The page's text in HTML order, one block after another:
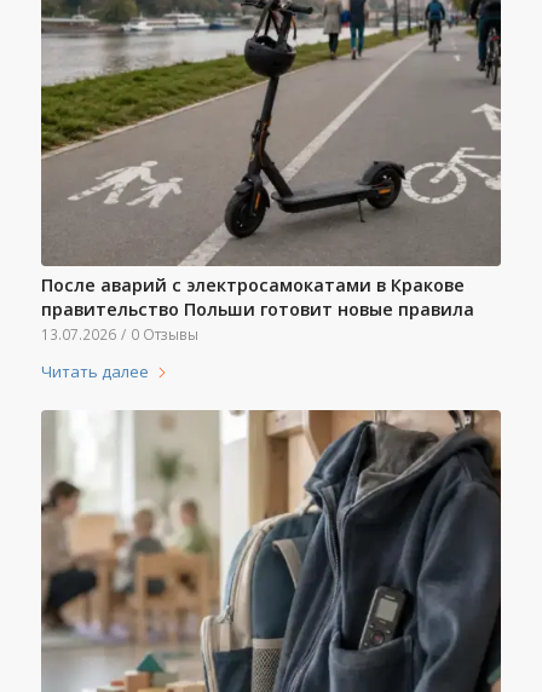
После аварий с электросамокатами в Кракове
правительство Польши готовит новые правила
13.07.2026 / 0 Отзывы
Читать далее